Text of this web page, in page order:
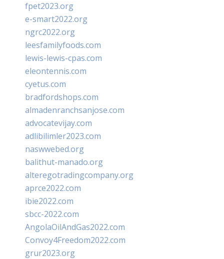
fpet2023.org
e-smart2022.org
ngrc2022.org
leesfamilyfoods.com
lewis-lewis-cpas.com
eleontennis.com
cyetus.com
bradfordshops.com
almadenranchsanjose.com
advocatevijay.com
adlibilimler2023.com
naswwebed.org
balithut-manado.org
alteregotradingcompany.org
aprce2022.com
ibie2022.com
sbcc-2022.com
AngolaOilAndGas2022.com
Convoy4Freedom2022.com
grur2023.org